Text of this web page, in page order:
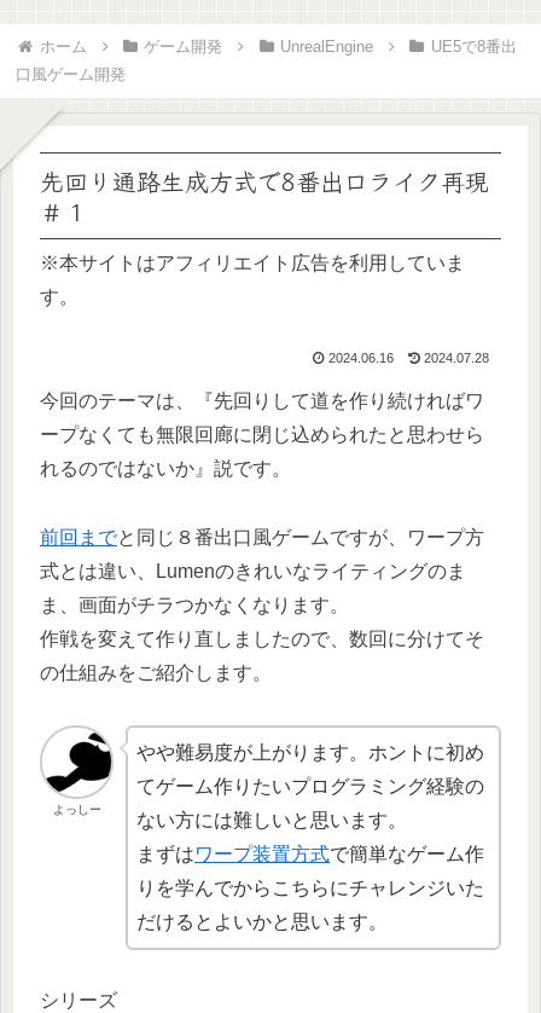
ホーム ゲーム開発 UnrealEngine
UE5で8番出
口風ゲーム開発
先回り通路生成方式で8番出口ライク再現
＃１
※本サイトはアフィリエイト広告を利用していま
す。
2024.06.16 2024.07.28
今回のテーマは、『先回りして道を作り続ければワ
ープなくても無限回廊に閉じ込められたと思わせら
れるのではないか』説です。
前回までと同じ８番出口風ゲームですが、ワープ方
式とは違い、Lumenのきれいなライティングのま
ま、画面がチラつかなくなります。
作戦を変えて作り直しましたので、数回に分けてそ
の仕組みをご紹介します。
よっしー
やや難易度が上がります。ホントに初め
てゲーム作りたいプログラミング経験の
ない方には難しいと思います。
まずはワープ装置方式で簡単なゲーム作
りを学んでからこちらにチャレンジいた
だけるとよいかと思います。
シリーズ